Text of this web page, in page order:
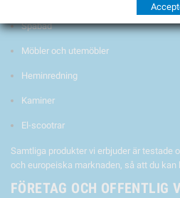
Spabad
Möbler och utemöbler
Heminredning
Kaminer
El-scootrar
Samtliga produkter vi erbjuder är testade
och europeiska marknaden, så att du kan
FÖRETAG OCH OFFENTLIG